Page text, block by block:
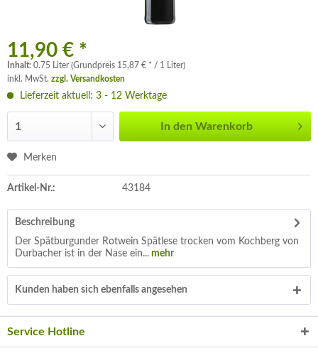
11,90 € *
Inhalt: 0.75 Liter (Grundpreis 15,87 € * / 1 Liter)
inkl. MwSt. zzgl. Versandkosten
Lieferzeit aktuell: 3 - 12 Werktage
In den Warenkorb
Merken
Artikel-Nr.: 43184
Beschreibung
Der Spätburgunder Rotwein Spätlese trocken vom Kochberg von
Durbacher ist in der Nase ein... mehr
Kunden haben sich ebenfalls angesehen
Service Hotline